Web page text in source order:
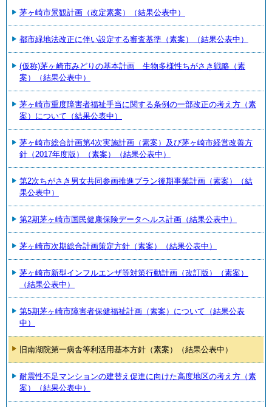
茅ヶ崎市景観計画（改定素案）（結果公表中）
都市緑地法改正に伴い設定する審査基準（素案）（結果公表中）
(仮称)茅ヶ崎市みどりの基本計画 生物多様性ちがさき戦略（素
案）（結果公表中）
茅ヶ崎市重度障害者福祉手当に関する条例の一部改正の考え方（素
案）について（結果公表中）
茅ヶ崎市総合計画第4次実施計画（素案）及び茅ヶ崎市経営改善方
針（2017年度版）（素案）（結果公表中）
第2次ちがさき男女共同参画推進プラン後期事業計画（素案）（結
果公表中）
第2期茅ヶ崎市国民健康保険データヘルス計画（結果公表中）
茅ヶ崎市次期総合計画策定方針（素案）（結果公表中）
茅ヶ崎市新型インフルエンザ等対策行動計画（改訂版）（素案）
（結果公表中）
第5期茅ヶ崎市障害者保健福祉計画（素案）について（結果公表
中）
旧南湖院第一病舎等利活用基本方針（素案）（結果公表中）
耐震性不足マンションの建替え促進に向けた高度地区の考え方（素
案）（結果公表中）